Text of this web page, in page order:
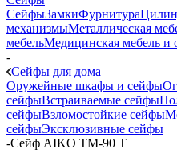
СейфыЗамкиФурнитура
механизмыМеталлическая
мебельМедицинская мебель и
-
Сейфы для дома
Оружейные шкафы и сейфы
сейфыВстраиваемые сейфы
сейфыВзломостойкие сейфы
сейфыЭксклюзивные сейфы
-Сейф AIKO TM-90 T